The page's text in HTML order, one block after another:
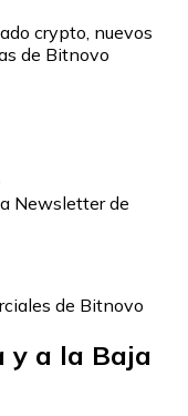
crypto, nuevos
de Bitnovo
Newsletter de
de Bitnovo
y a la Baja